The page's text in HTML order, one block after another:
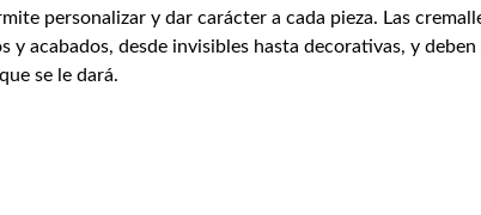
personalizar y dar carácter a cada pieza. Las
y acabados, desde invisibles hasta decorativas, y
se le dará.